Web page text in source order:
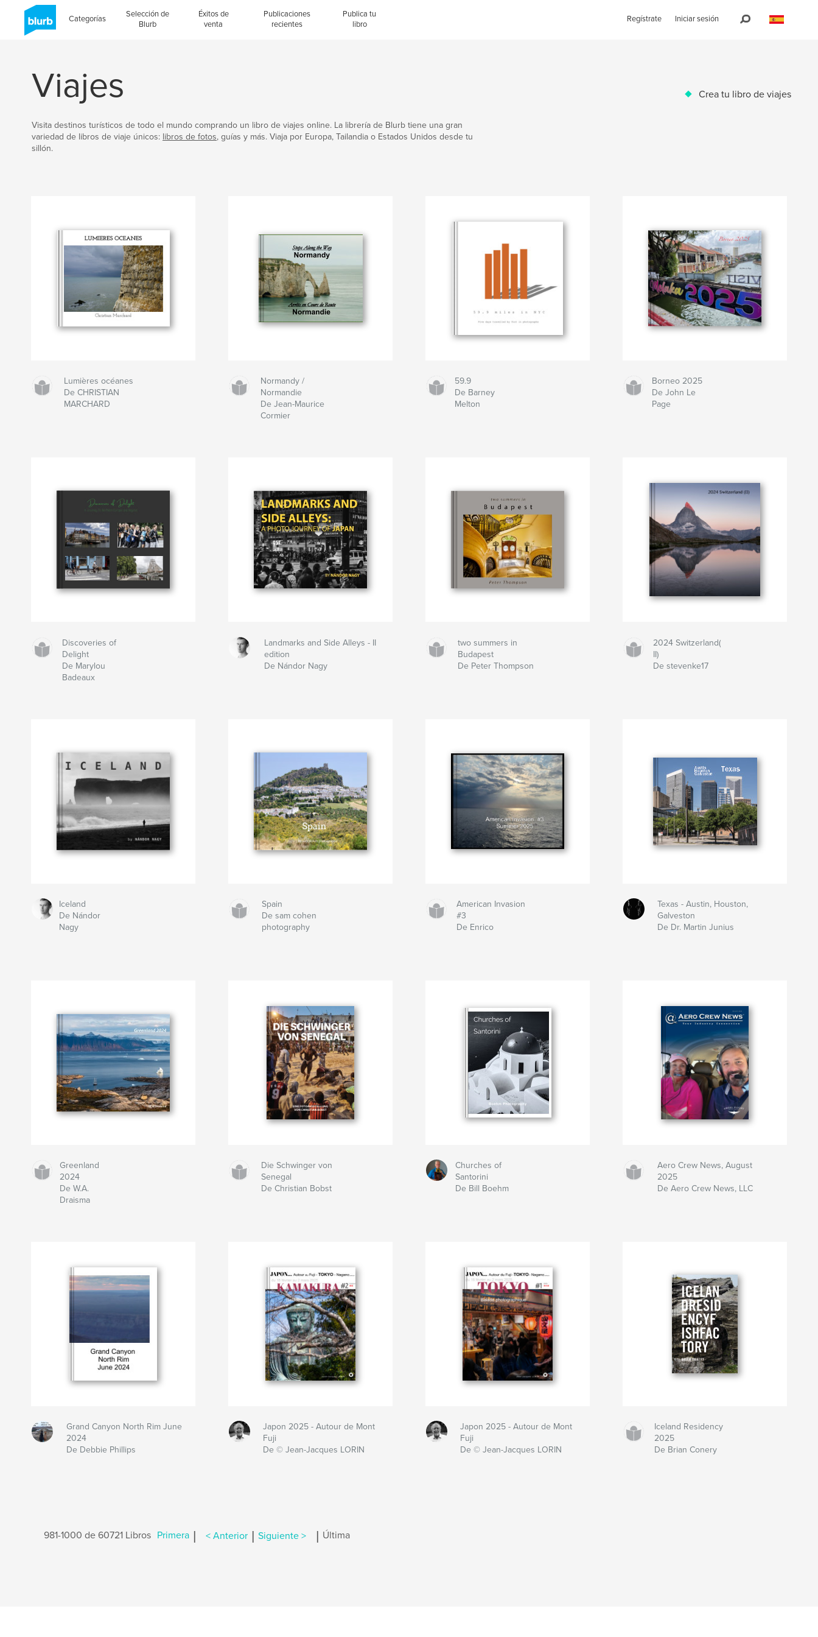
Categorías
Selección de
Blurb
Éxitos de
venta
Publicaciones
recientes
Publica tu
libro
Regístrate Iniciar sesión
Viajes Crea tu libro de viajes
Visita destinos turísticos de todo el mundo comprando un libro de viajes online. La librería de Blurb tiene una gran
variedad de libros de viaje únicos: libros de fotos, guías y más. Viaja por Europa, Tailandia o Estados Unidos desde tu
sillón.
Lumières océanes
De CHRISTIAN
MARCHARD
Normandy /
Normandie
De Jean-Maurice
Cormier
59.9
De Barney
Melton
Borneo 2025
De John Le
Page
Discoveries of
Delight
De Marylou
Badeaux
Landmarks and Side Alleys - II
edition
De Nándor Nagy
two summers in
Budapest
De Peter Thompson
2024 Switzerland(
II)
De stevenke17
Iceland
De Nándor
Nagy
Spain
De sam cohen
photography
American Invasion
#3
De Enrico
Texas - Austin, Houston,
Galveston
De Dr. Martin Junius
Greenland
2024
De W.A.
Draisma
Die Schwinger von
Senegal
De Christian Bobst
Churches of
Santorini
De Bill Boehm
Aero Crew News, August
2025
De Aero Crew News, LLC
Grand Canyon North Rim June
2024
De Debbie Phillips
Japon 2025 - Autour de Mont
Fuji
De © Jean-Jacques LORIN
Japon 2025 - Autour de Mont
Fuji
De © Jean-Jacques LORIN
Iceland Residency
2025
De Brian Conery
981-1000 de 60721 Libros Primera < Anterior Siguiente > Última